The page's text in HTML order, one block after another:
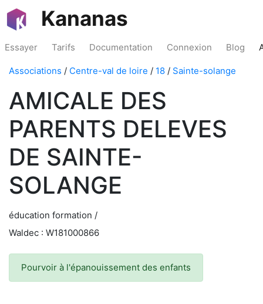
Kananas
Essayer Tarifs Documentation Connexion Blog
Associations / Centre-val de loire / 18 / Sainte-solange
AMICALE DES
PARENTS DELEVES
DE SAINTE-
SOLANGE
éducation formation /
Waldec : W181000866
Pourvoir à l'épanouissement des enfants